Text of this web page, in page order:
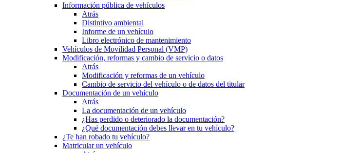
Información pública de vehículos
Atrás
Distintivo ambiental
Informe de un vehículo
Libro electrónico de mantenimiento
Vehículos de Movilidad Personal (VMP)
Modificación, reformas y cambio de servicio o datos
Atrás
Modificación y reformas de un vehículo
Cambio de servicio del vehículo o de datos del titular
Documentación de un vehículo
Atrás
La documentación de un vehículo
¿Has perdido o deteriorado la documentación?
¿Qué documentación debes llevar en tu vehículo?
¿Te han robado tu vehículo?
Matricular un vehículo